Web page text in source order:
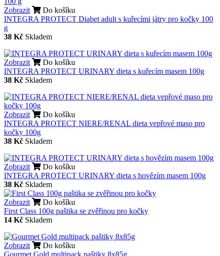
Zobrazit
Do košíku
INTEGRA PROTECT Diabet adult s kuřecími játry pro kočky 100
g
38 Kč Skladem
Zobrazit
Do košíku
INTEGRA PROTECT URINARY dieta s kuřecím masem 100g
38 Kč Skladem
Zobrazit
Do košíku
INTEGRA PROTECT NIERE/RENAL dieta vepřové maso pro
kočky 100g
38 Kč Skladem
Zobrazit
Do košíku
INTEGRA PROTECT URINARY dieta s hovězím masem 100g
38 Kč Skladem
Zobrazit
Do košíku
First Class 100g paštika se zvěřinou pro kočky
14 Kč Skladem
Zobrazit
Do košíku
Gourmet Gold multipack paštiky 8x85g